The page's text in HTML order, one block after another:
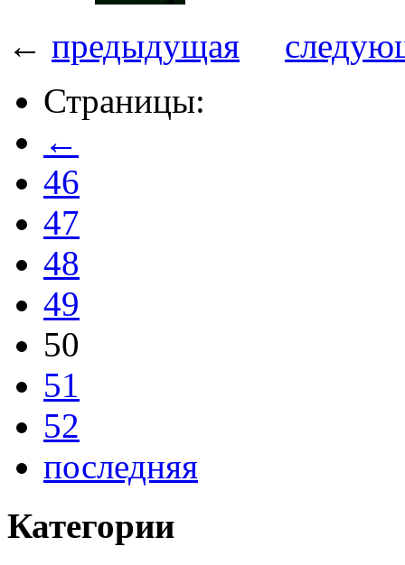
← предыдущая
Страницы:
←
46
47
48
49
50
51
52
последняя
Категории